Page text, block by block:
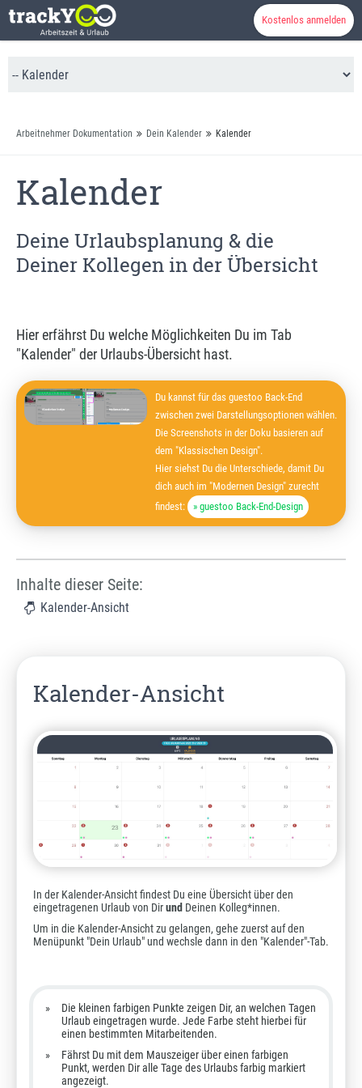
Kostenlos anmelden
Arbeitnehmer Dokumentation Dein Kalender Kalender
Kalender
Deine Urlaubsplanung & die
Deiner Kollegen in der Übersicht
Hier erfährst Du welche Möglichkeiten Du im Tab
"Kalender" der Urlaubs-Übersicht hast.
Du kannst für das guestoo Back-End
zwischen zwei Darstellungsoptionen wählen.
Die Screenshots in der Doku basieren auf
dem "Klassischen Design".
Hier siehst Du die Unterschiede, damit Du
dich auch im "Modernen Design" zurecht
findest:
» guestoo Back-End-Design
Inhalte dieser Seite:
Kalender-Ansicht
Kalender-Ansicht
In der Kalender-Ansicht findest Du eine Übersicht über den
eingetragenen Urlaub von Dirund Deinen Kolleg*innen.
Um in die Kalender-Ansicht zu gelangen, gehe zuerst auf den
Menüpunkt "Dein Urlaub" und wechsle dann in den "Kalender"-Tab.
Die kleinen farbigen Punkte zeigen Dir, an welchen Tagen
Urlaub eingetragen wurde. Jede Farbe steht hierbei für
einen bestimmten Mitarbeitenden.
Fährst Du mit dem Mauszeiger über einen farbigen
Punkt, werden Dir alle Tage des Urlaubs farbig markiert
angezeigt.